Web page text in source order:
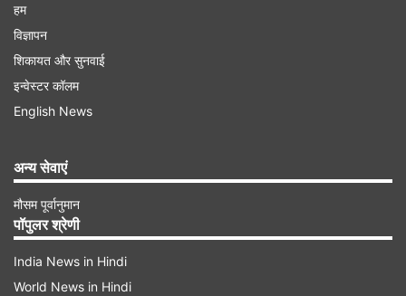
हम
विज्ञापन
शिकायत और सुनवाई
इन्वेस्टर कॉलम
English News
अन्य सेवाएं
मौसम पूर्वानुमान
पॉपुलर श्रेणी
India News in Hindi
World News in Hindi